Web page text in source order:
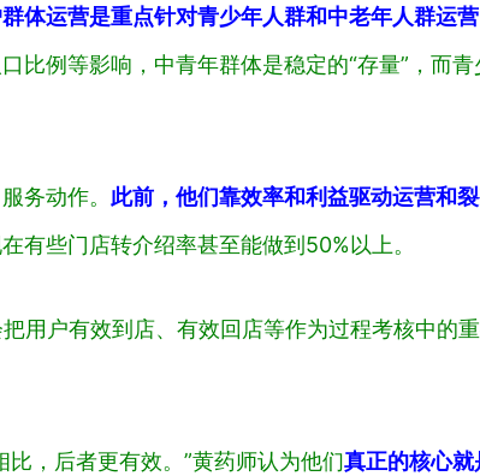
体运营是重点针对青少年人群和中老年人群运
例等影响，中青年群体是稳定的“存量”，而
务动作。 此前，他们靠效率和利益驱动运营和
有些门店转介绍率甚至能做到50%以上。
用户有效到店、有效回店等作为过程考核中的
，后者更有效。”黄药师认为他们真正的核心